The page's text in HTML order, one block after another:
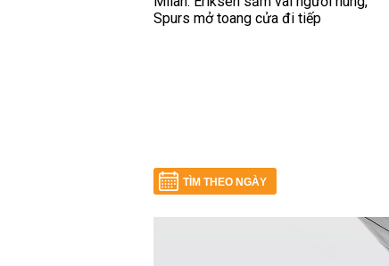
TÌM THEO NGÀY